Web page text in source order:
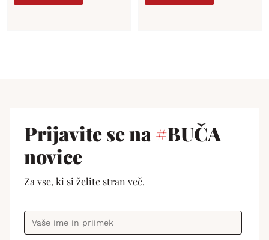
Prijavite se na#BUČA
novice
Za vse, ki si želite stran več.